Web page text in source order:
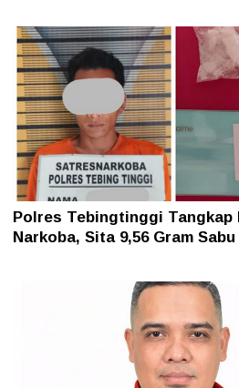
Polres Tebingtinggi Tangkap
Narkoba, Sita 9,56 Gram Sabu